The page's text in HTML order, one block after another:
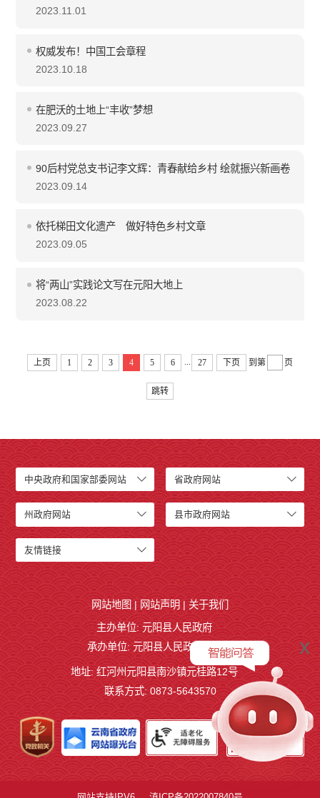
2023.11.01
权威发布！中国工会章程
2023.10.18
在肥沃的土地上“丰收”梦想
2023.09.27
90后村党总支书记李文辉：青春献给乡村 绘就振兴新画卷
2023.09.14
依托梯田文化遗产 做好特色乡村文章
2023.09.05
将“两山”实践论文写在元阳大地上
2023.08.22
上页 1 2 3 4 5 6 27 下页 到第 页
跳转
中央政府和国家部委网站 省政府网站
州政府网站 县市政府网站
友情链接
x
网站地图 | 网站声明 | 关于我们
主办单位: 元阳县人民政府
承办单位: 元阳县人民政府办公室
地址: 红河州元阳县南沙镇元桂路12号
联系方式: 0873-5643570